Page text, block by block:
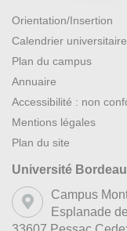
Orientation/Insertion
Calendrier universitaire
Plan du campus
Annuaire
Accessibilité : non
Mentions légales
Plan du site
Université
Campus
Esplanade